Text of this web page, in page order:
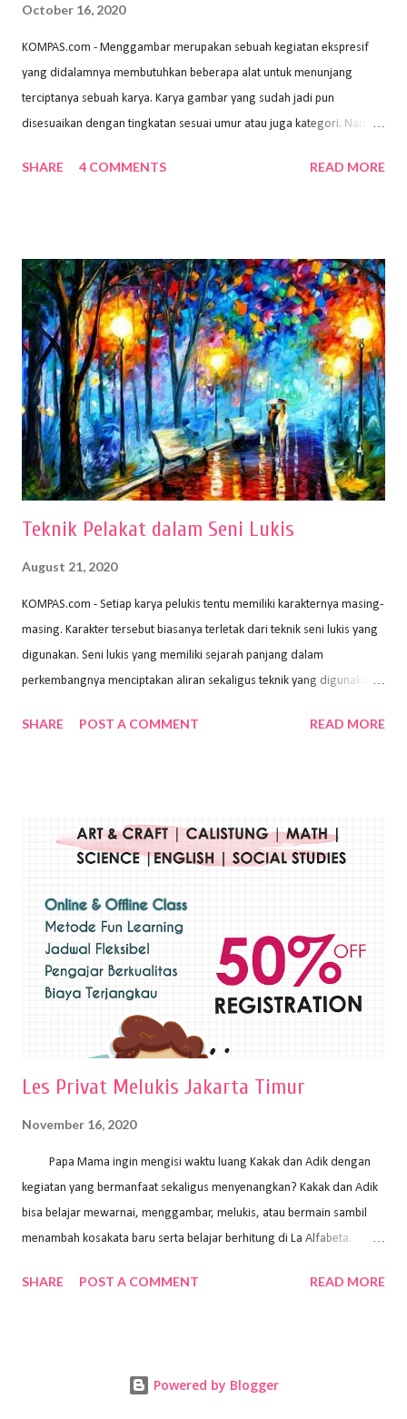
October 16, 2020
KOMPAS.com - Menggambar merupakan sebuah kegiatan ekspresif
yang didalamnya membutuhkan beberapa alat untuk menunjang
terciptanya sebuah karya. Karya gambar yang sudah jadi pun
disesuaikan dengan tingkatan sesuai umur atau juga kategori. Namun,
sehingga hasilnya bisa dilihat. Peran alat dan bahan sangat
memiliki spesifikasi berbeda sesuai jenisnya. Berikut peralatan
menggambar bentuk: 1. Kertas Gambar Kegiatan menggambar
membutuhkan kertas yang baik agar proses pembuatan gambar lebih
nyaman dan maksimal. Bahan kertas yang baik salah satu syaratnya
adalah tidak mudah sobek, mengingat menggambar merupakan
proses menggores dan menghapus. Kertas adalah bahan yang paling
ideal digunakan untuk menggambar. Dalam menggambar
menggunakan pen...
SHARE 4 COMMENTS READ MORE
Teknik Pelakat dalam Seni Lukis
August 21, 2020
KOMPAS.com - Setiap karya pelukis tentu memiliki karakternya masing-
masing. Karakter tersebut biasanya terletak dari teknik seni lukis yang
digunakan. Seni lukis yang memiliki sejarah panjang dalam
perkembangnya menciptakan aliran sekaligus teknik yang digunakan.
Wayan Kun Adnyana, teknik yang berbeda tentunya akan
menggunakan bahan dasar cat air, cat akrilik, atau cat minyak dengan
sapuan warna cat yang tebal. Dengan memberikan sapuan warna
pelukis untuk menghasilkan lukisan yang mempesona dan tentunya
bernilai tinggi. Ciri teknik plakat Ciri-ciri teknik plakat, yaitu: Sapuan
warna yang kental dan tebal. Hasil lukisan menutupi seluruh bagian
medianya Mem...
SHARE POST A COMMENT READ MORE
Les Privat Melukis Jakarta Timur
November 16, 2020
Papa Mama ingin mengisi waktu luang Kakak dan Adik dengan
kegiatan yang bermanfaat sekaligus menyenangkan? Kakak dan Adik
bisa belajar mewarnai, menggambar, melukis, atau bermain sambil
menambah kosakata baru serta belajar berhitung di La Alfabeta.
kok untuk mengajar dengan metode yang fun, La Alfabeta
Alfabeta. ⁣⁣⁣⁣Ada pilihan online class maupun offline class lho! Cek
SHARE POST A COMMENT READ MORE
Powered by Blogger